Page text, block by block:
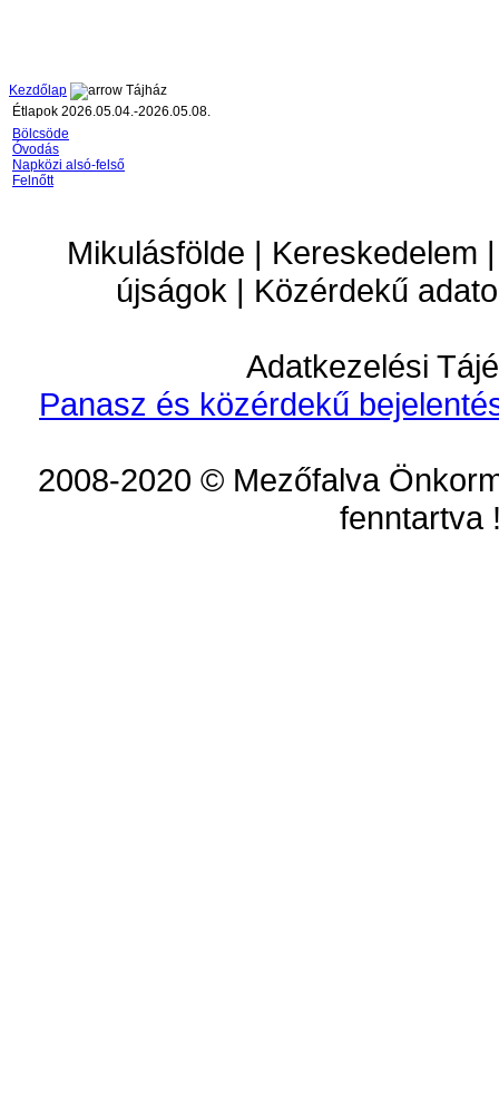
Kezdőlap
Tájház
Étlapok 2026.05.04.-2026.05.08.
Bölcsöde
Óvodás
Napközi alsó-felső
Felnőtt
Mikulásfölde | Kereskedelem
újságok | Közérdekű
Adatkezelési
Panasz és közérdekű
2008-2020 © Mezőfalva
fenntartva